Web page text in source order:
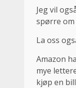
Jeg vil
spørre
La oss
Amazon
mye
kjøp en